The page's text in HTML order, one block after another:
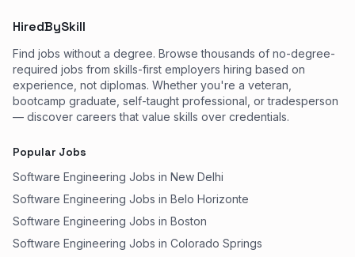
HiredBySkill
Find jobs without a degree. Browse thousands of no-degree-
required jobs from skills-first employers hiring based on
experience, not diplomas. Whether you're a veteran,
bootcamp graduate, self-taught professional, or tradesperson
— discover careers that value skills over credentials.
Popular Jobs
Software Engineering Jobs in New Delhi
Software Engineering Jobs in Belo Horizonte
Software Engineering Jobs in Boston
Software Engineering Jobs in Colorado Springs